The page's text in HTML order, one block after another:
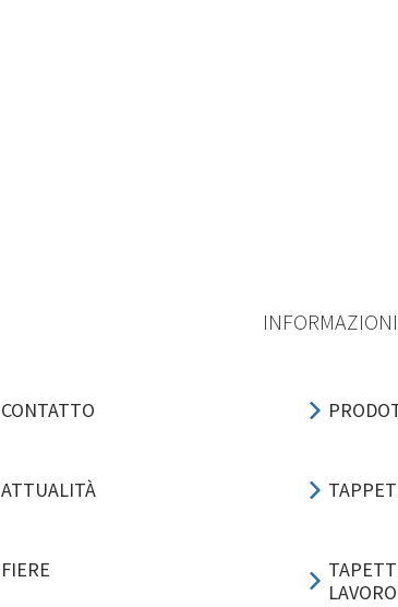
CONTATTO
ATTUALITÀ
FIERE
INFORMAZIONI
LAVORO